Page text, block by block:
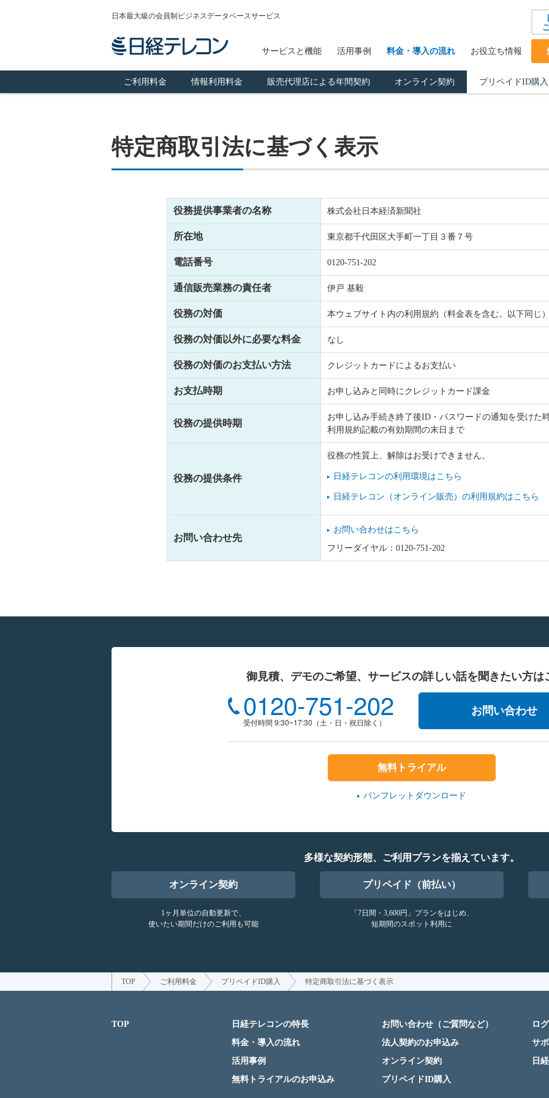
日本最大級の会員制ビジネスデータベースサービス
サービスと機能 活用事例 料金・導入の流れ お役立ち情報
ご利用料金 情報利用料金 販売代理店による年間契約 オンライン契約 プリペイドID購入
特定商取引法に基づく表示
役務提供事業者の名称 株式会社日本経済新聞社
所在地 東京都千代田区大手町一丁目３番７号
電話番号 0120-751-202
通信販売業務の責任者 伊戸 基毅
役務の対価 本ウェブサイト内の利用規約（料金表を含む。以下同じ
役務の対価以外に必要な料金 なし
役務の対価のお支払い方法 クレジットカードによるお支払い
お支払時期 お申し込みと同時にクレジットカード課金
役務の提供時期
お申し込み手続き終了後ID・パスワードの通知を受けた
利用規約記載の有効期間の末日まで
役務の提供条件
役務の性質上、解除はお受けできません。
日経テレコンの利用環境はこちら
日経テレコン（オンライン販売）の利用規約はこちら
お問い合わせ先
お問い合わせはこちら
フリーダイヤル：0120-751-202
御見積、デモのご希望、 サービスの詳しい話を聞きたい方は
0120-751-202
受付時間 9:30~17:30（土・日・祝日除く）
お問い合わせ
無料トライアル
パンフレットダウンロード
多様な契約形態、ご利用プランを揃えています。
オンライン契約
1ヶ月単位の自動更新で、
使いたい期間だけのご利用も可能
プリペイド（前払い）
「7日間・3,600円」プランをはじめ、
短期間のスポット利用に
TOP ご利用料金 プリペイドID購入 特定商取引法に基づく表示
TOP
日経テレコンの特長
料金・導入の流れ
活用事例
無料トライアルのお申込み
お問い合わせ（ご質問など）
法人契約のお申込み
オンライン契約
プリペイドID購入
ロ
サ
日